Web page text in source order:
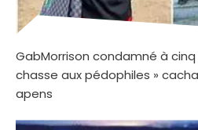
GabMorrison condamné à cinq
chasse aux pédophiles »
apens